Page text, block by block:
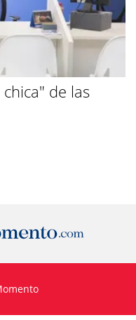
de las